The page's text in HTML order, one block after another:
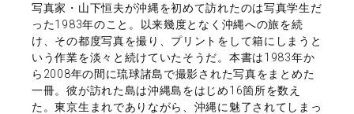
写真家・山下恒夫が沖縄を初めて訪れたのは写真学生だ
った1983年のこと。以来幾度となく沖縄への旅を続
け、その都度写真を撮り、プリントをして箱にしまうと
いう作業を淡々と続けていたそうだ。本書は1983年か
ら2008年の間に琉球諸島で撮影された写真をまとめた
一冊。彼が訪れた島は沖縄島をはじめ16箇所を数え
た。東京生まれでありながら、沖縄に魅了されてしまっ